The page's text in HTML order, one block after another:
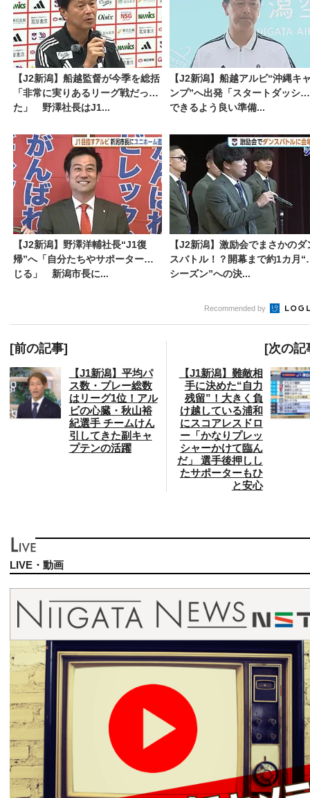
【J2新潟】船越監督が今季を総括
「非常に実りあるリーグ戦だっ
た」 野澤社長はJ1...
【J2新潟】船越アルビ“沖縄キ
ンプ”へ出発「スタートダッシュ
できるよう良い準備...
【J2新潟】野澤洋輔社長“J1復
帰”へ「自分たちやサポーター信
じる」 新潟市長に...
【J2新潟】激励会でまさかのダ
スバトル！？開幕まで約1カ月“
シーズン”への決...
Recommended by
[前の記事]
【J1新潟】平均パ
ス数・プレー総数
はリーグ1位！アル
ビの心臓・秋山裕
紀選手 チームけん
引してきた副キャ
プテンの活躍
[次の記
【J1新潟】難敵相
手に決めた“自力
残留”！大きく負
け越している浦和
にスコアレスドロ
ー「かなりプレッ
シャーかけて臨ん
だ」 選手後押しし
たサポーターもひ
と安心
LIVE・動画